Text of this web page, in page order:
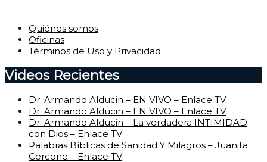
Quiénes somos
Oficinas
Términos de Uso y Privacidad
Videos Recientes
Dr. Armando Alducin – EN VIVO – Enlace TV
Dr. Armando Alducin – EN VIVO – Enlace TV
Dr. Armando Alducin – La verdadera INTIMIDAD
con Dios – Enlace TV
Palabras Bíblicas de Sanidad Y Milagros – Juanita
Cercone – Enlace TV